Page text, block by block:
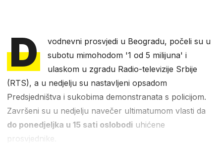
D
vodnevni prosvjedi u Beogradu, počeli su u
subotu mimohodom '1 od 5 milijuna' i
ulaskom u zgradu Radio-televizije Srbije
(RTS), a u nedjelju su nastavljeni opsadom
Predsjedništva i sukobima demonstranata s policijom.
Završeni su u nedjelju navečer ultimatumom vlasti da
do ponedjeljka u 15 sati oslobodi uhićene
prosvjednike.